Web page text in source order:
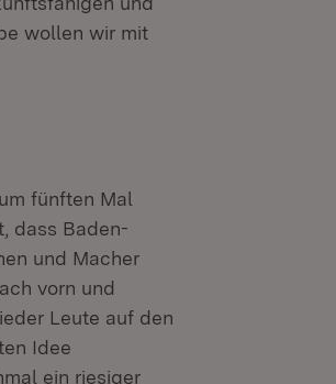
wollen wir mit
fünften Mal
dass Baden-
und Macher
vorn und
Leute auf den
Idee
ein riesiger